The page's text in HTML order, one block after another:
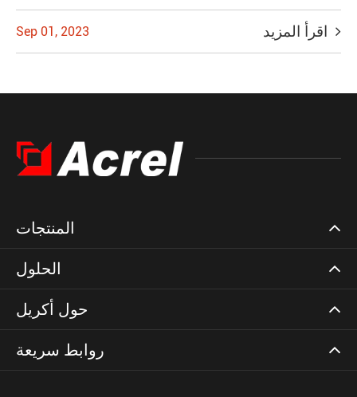
Sep 01, 2023
المنتجات
الحلول
حول أكريل
روابط سريعة